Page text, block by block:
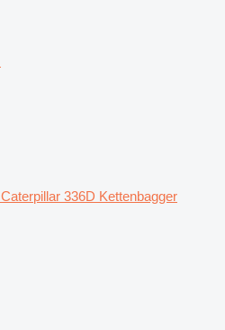
Caterpillar 336D Kettenbagger